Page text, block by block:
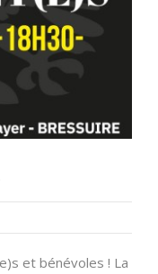
et bénévoles ! La